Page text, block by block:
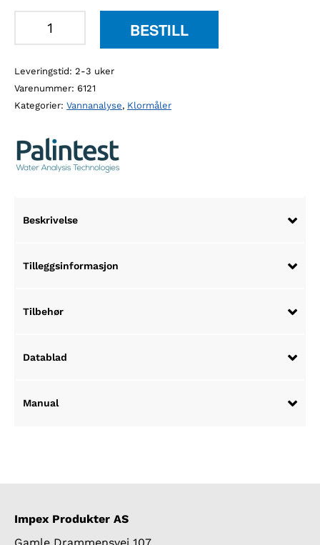
klordioksid
antall
BESTILL
Leveringstid: 2-3 uker
Varenummer: 6121
Kategorier: Vannanalyse, Klormåler
Beskrivelse
Tilleggsinformasjon
Tilbehør
Datablad
Manual
Impex Produkter AS